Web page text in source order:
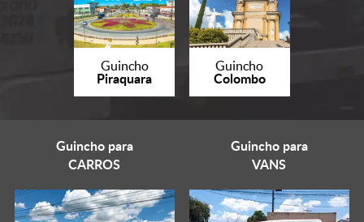
Guincho
Piraquara
Guincho
Colombo
Guincho para
CARROS
Guincho para
VANS